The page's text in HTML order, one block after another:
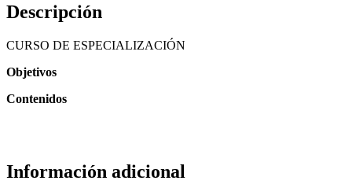
Descripción
CURSO DE ESPECIALIZACIÓN
Objetivos
Contenidos
Información adicional